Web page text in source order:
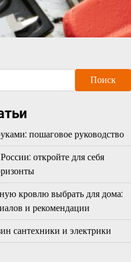
Поиск
пошаговое руководство
откройте для себя
кровлю выбрать для дома:
и рекомендации
сантехники и электрики